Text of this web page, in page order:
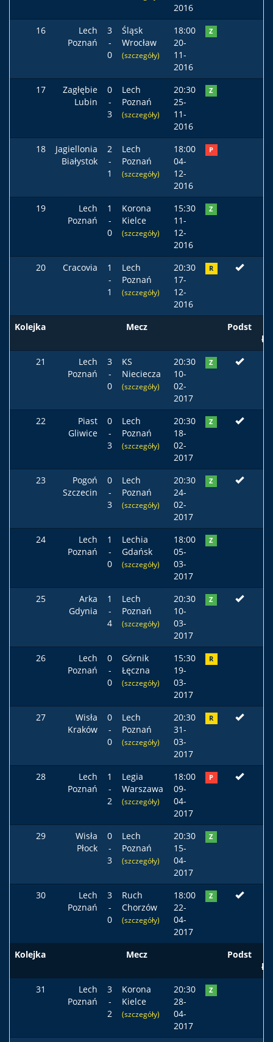
2016
16
Lech
Poznań
3
-
0
Śląsk
Wrocław
(szczegóły)
18:00
20-
11-
2016
Z
17
Zagłębie
Lubin
0
-
3
Lech
Poznań
(szczegóły)
20:30
25-
11-
2016
Z
18
Jagiellonia
Białystok
2
-
1
Lech
Poznań
(szczegóły)
18:00
04-
12-
2016
P
19
Lech
Poznań
1
-
0
Korona
Kielce
(szczegóły)
15:30
11-
12-
2016
Z
20 Cracovia
1
-
1
Lech
Poznań
(szczegóły)
20:30
17-
12-
2016
R
Kolejka Mecz Podst
21
Lech
Poznań
3
-
0
KS
Nieciecza
(szczegóły)
20:30
10-
02-
2017
Z
22
Piast
Gliwice
0
-
3
Lech
Poznań
(szczegóły)
20:30
18-
02-
2017
Z
23
Pogoń
Szczecin
0
-
3
Lech
Poznań
(szczegóły)
20:30
24-
02-
2017
Z
24
Lech
Poznań
1
-
0
Lechia
Gdańsk
(szczegóły)
18:00
05-
03-
2017
Z
25
Arka
Gdynia
1
-
4
Lech
Poznań
(szczegóły)
20:30
10-
03-
2017
Z
26
Lech
Poznań
0
-
0
Górnik
Łęczna
(szczegóły)
15:30
19-
03-
2017
R
27
Wisła
Kraków
0
-
0
Lech
Poznań
(szczegóły)
20:30
31-
03-
2017
R
28
Lech
Poznań
1
-
2
Legia
Warszawa
(szczegóły)
18:00
09-
04-
2017
P
29
Wisła
Płock
0
-
3
Lech
Poznań
(szczegóły)
20:30
15-
04-
2017
Z
30
Lech
Poznań
3
-
0
Ruch
Chorzów
(szczegóły)
18:00
22-
04-
2017
Z
Kolejka Mecz Podst
31
Lech
Poznań
3
-
2
Korona
Kielce
(szczegóły)
20:30
28-
04-
2017
Z